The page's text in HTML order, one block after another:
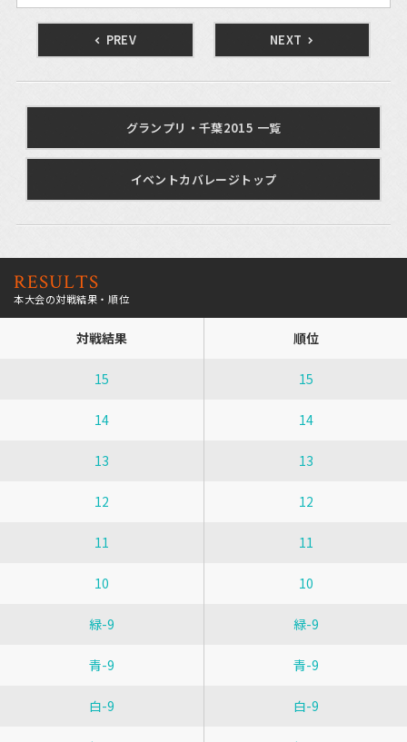
PREV NEXT
グランプリ・千葉2015 一覧
イベントカバレージトップ
RESULTS
本大会の対戦結果・順位
対戦結果 順位
15 15
14 14
13 13
12 12
11 11
10 10
緑-9 緑-9
青-9 青-9
白-9 白-9